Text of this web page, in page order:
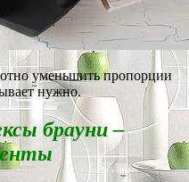
уменьшить пропорции
нужно.
брауни –